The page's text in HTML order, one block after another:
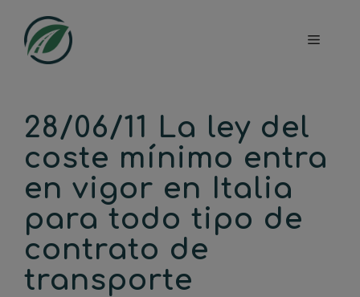
contenido
Menú
28/06/11 La ley del
coste mínimo entra
en vigor en Italia
para todo tipo de
contrato de
transporte